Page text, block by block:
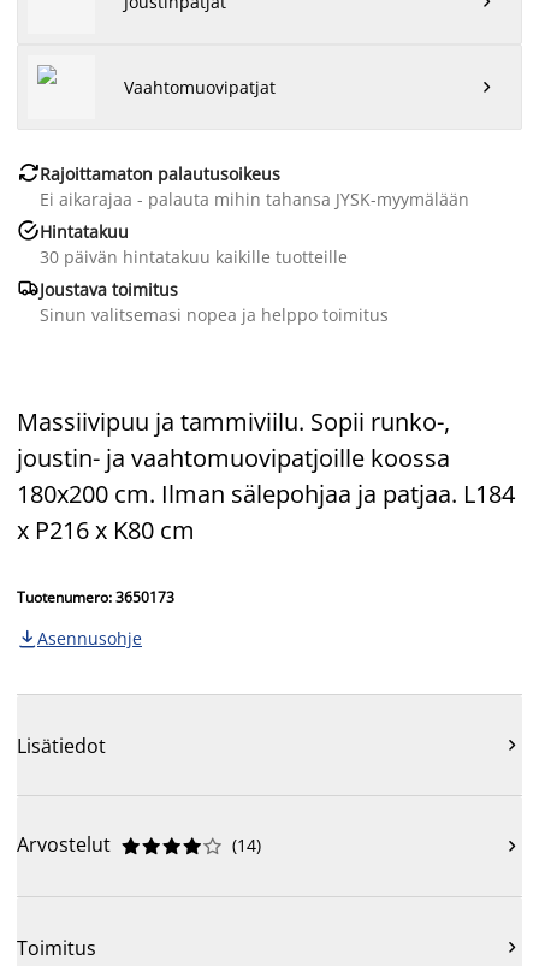
Vaahtomuovipatjat 
Rajoittamaton palautusoikeus
Ei aikarajaa - palauta mihin tahansa JYSK-myymälään
Hintatakuu
30 päivän hintatakuu kaikille tuotteille
Joustava toimitus
Sinun valitsemasi nopea ja helppo toimitus
Massiivipuu ja tammiviilu. Sopii runko-,
joustin- ja vaahtomuovipatjoille koossa
180x200 cm. Ilman sälepohjaa ja patjaa. L184
x P216 x K80 cm
Tuotenumero: 3650173
 Asennusohje
Lisätiedot 
Arvostelut 




 (14) 
Toimitus 